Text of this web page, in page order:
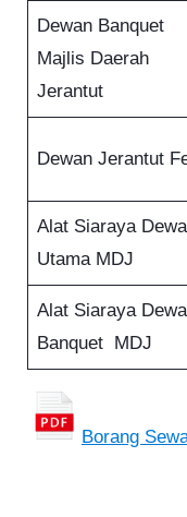
Dewan Banquet
Majlis Daerah
Jerantut
Dewan Jerantut
Alat Siaraya
Utama MDJ
Alat Siaraya
Banquet MDJ
Borang